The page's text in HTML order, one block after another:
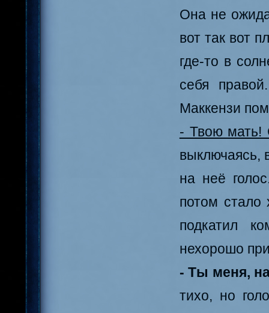
Она не
вот так вот
где-то в
себя
Маккензи
- Твою мать!
выключаясь,
на неё
потом стало
подкатил
нехорошо
- Ты меня,
тихо, но